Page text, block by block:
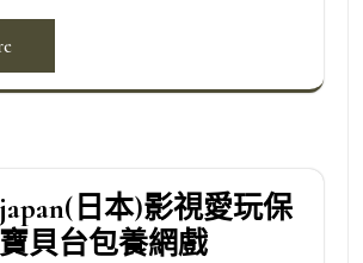
日本)影視愛玩保
貝台包養網戲